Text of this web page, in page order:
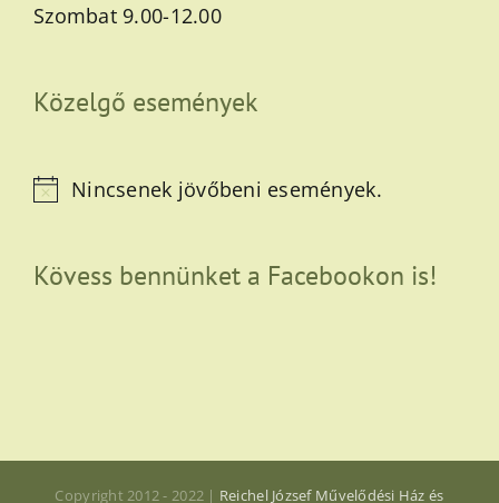
Szombat 9.00-12.00
Közelgő események
Notice
Nincsenek jövőbeni események.
Kövess bennünket a Facebookon is!
Copyright 2012 - 2022 | Reichel József Művelődési Ház és